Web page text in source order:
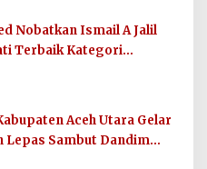
Nobatkan Ismail A Jalil
Terbaik Kategori
Informasi Publik
Aceh Utara Gelar
Lepas Sambut Dandim